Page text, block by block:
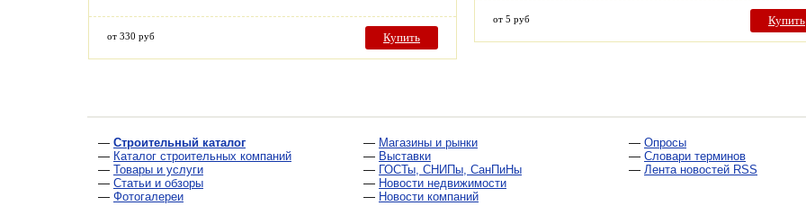
от 330 руб Купить
от 5 руб Купить
— Строительный каталог
— Каталог строительных компаний
— Товары и услуги
— Статьи и обзоры
— Фотогалереи
— Магазины и рынки
— Выставки
— ГОСТы, СНИПы, СанПиНы
— Новости недвижимости
— Новости компаний
— Опросы
— Словари терминов
— Лента новостей RSS